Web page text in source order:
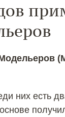
них есть